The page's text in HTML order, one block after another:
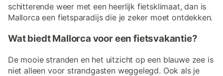
schitterende weer met een heerlijk fietsklimaat, dan is
Mallorca een fietsparadijs die je zeker moet ontdekken.
Wat biedt Mallorca voor een fietsvakantie?
De mooie stranden en het uitzicht op een blauwe zee is
niet alleen voor strandgasten weggelegd. Ook als je